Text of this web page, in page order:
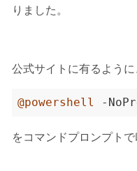
りました。
公式サイトに有るよう
@powershell -
をコマンドプロンプトで